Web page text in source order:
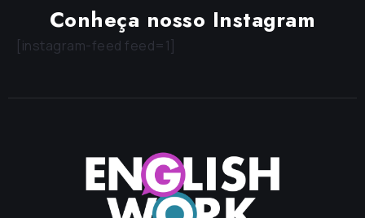
Conheça nosso Instagram
[instagram-feed feed=1]